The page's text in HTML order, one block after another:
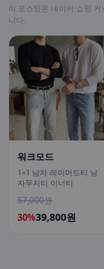
이 포스팅은 네이버 쇼핑
니다.
워크모드
1+1 남자 레이어드티 남
자무지티 이너티
57,000원
30%39,800원